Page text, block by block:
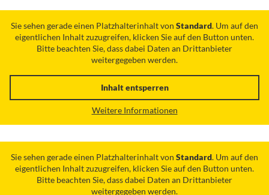
Sie sehen gerade einen Platzhalterinhalt von Standard. Um auf den
eigentlichen Inhalt zuzugreifen, klicken Sie auf den Button unten.
Bitte beachten Sie, dass dabei Daten an Drittanbieter
weitergegeben werden.
Inhalt entsperren
Weitere Informationen
Sie sehen gerade einen Platzhalterinhalt von Standard. Um auf den
eigentlichen Inhalt zuzugreifen, klicken Sie auf den Button unten.
Bitte beachten Sie, dass dabei Daten an Drittanbieter
weitergegeben werden.